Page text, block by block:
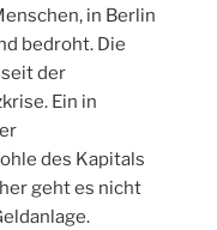
in Berlin
bedroht. Die
der
Ein in
des Kapitals
geht es nicht